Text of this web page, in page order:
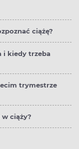
ciążę?
i kiedy trzeba
trymestrze
w ciąży?